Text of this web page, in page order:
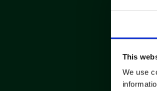
This
We use